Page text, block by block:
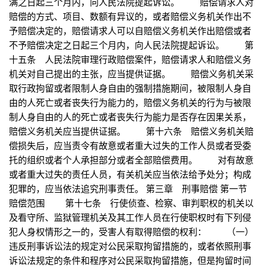
赔偿的方式、项目、数额有异议的，或者赔偿义务机关作出不
予赔偿决定的，赔偿请求人可以自赔偿义务机关作出赔偿或者
不予赔偿决定之日起三个月内，向人民法院提起诉讼。 第
十五条 人民法院审理行政赔偿案件，赔偿请求人和赔偿义务
机关对自己提出的主张，应当提供证据。 赔偿义务机关采
取行政拘留或者限制人身自由的强制措施期间，被限制人身自
由的人死亡或者丧失行为能力的，赔偿义务机关的行为与被限
制人身自由的人的死亡或者丧失行为能力是否存在因果关系，
赔偿义务机关应当提供证据。 第十六条 赔偿义务机关赔
偿损失后，应当责令有故意或者重大过失的工作人员或者受委
托的组织或者个人承担部分或者全部赔偿费用。 对有故意
或者重大过失的责任人员，有关机关应当依法给予处分；构成
犯罪的，应当依法追究刑事责任。 第三章 刑事赔偿 第一节
赔偿范围 第十七条 行使侦查、检察、审判职权的机关以
及看守所、监狱管理机关及其工作人员在行使职权时有下列侵
犯人身权情形之一的，受害人有取得赔偿的权利： （一）
违反刑事诉讼法的规定对公民采取拘留措施的，或者依照刑事
诉讼法规定的条件和程序对公民采取拘留措施，但是拘留时间